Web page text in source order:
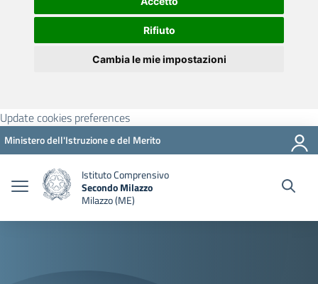
Rifiuto
Cambia le mie impostazioni
Update cookies preferences
Ministero dell'Istruzione e del Merito
Istituto Comprensivo
Secondo Milazzo
Milazzo (ME)